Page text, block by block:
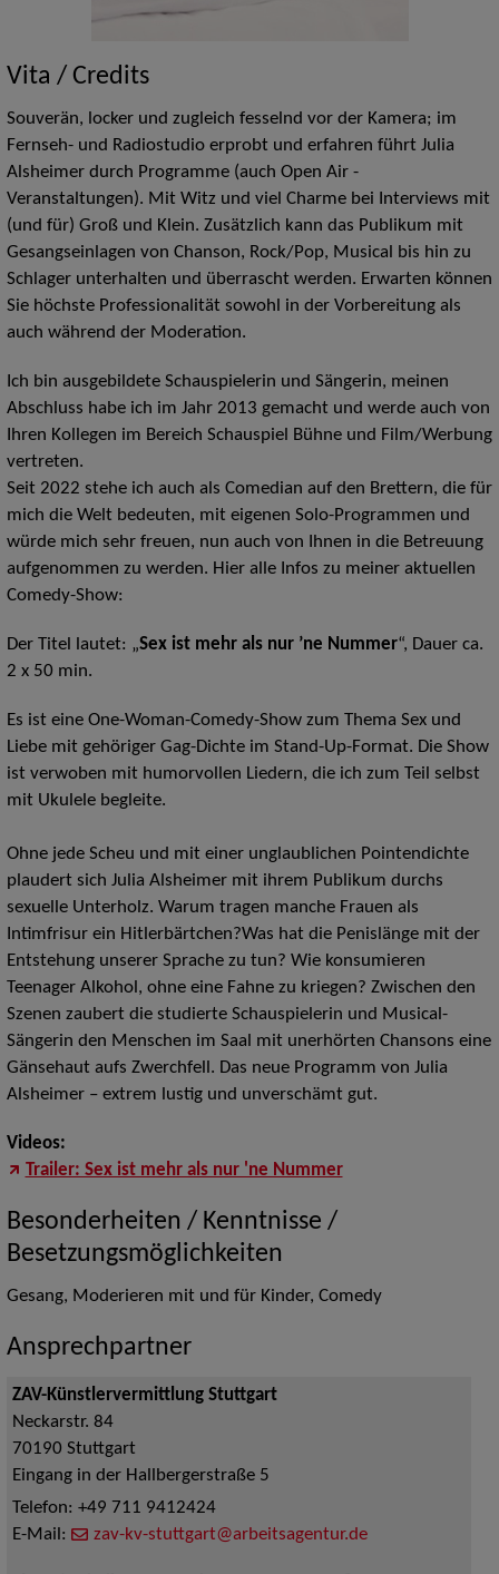
Vita / Credits
Souverän, locker und zugleich fesselnd vor der Kamera; im
Fernseh- und Radiostudio erprobt und erfahren führt Julia
Alsheimer durch Programme (auch Open Air -
Veranstaltungen). Mit Witz und viel Charme bei Interviews mit
(und für) Groß und Klein. Zusätzlich kann das Publikum mit
Gesangseinlagen von Chanson, Rock/Pop, Musical bis hin zu
Schlager unterhalten und überrascht werden. Erwarten können
Sie höchste Professionalität sowohl in der Vorbereitung als
auch während der Moderation.
Ich bin ausgebildete Schauspielerin und Sängerin, meinen
Abschluss habe ich im Jahr 2013 gemacht und werde auch von
Ihren Kollegen im Bereich Schauspiel Bühne und Film/Werbung
vertreten.
Seit 2022 stehe ich auch als Comedian auf den Brettern, die für
mich die Welt bedeuten, mit eigenen Solo-Programmen und
würde mich sehr freuen, nun auch von Ihnen in die Betreuung
aufgenommen zu werden. Hier alle Infos zu meiner aktuellen
Comedy-Show:
Der Titel lautet: „Sex ist mehr als nur ’ne Nummer“, Dauer ca.
2 x 50 min.
Es ist eine One-Woman-Comedy-Show zum Thema Sex und
Liebe mit gehöriger Gag-Dichte im Stand-Up-Format. Die Show
ist verwoben mit humorvollen Liedern, die ich zum Teil selbst
mit Ukulele begleite.
Ohne jede Scheu und mit einer unglaublichen Pointendichte
plaudert sich Julia Alsheimer mit ihrem Publikum durchs
sexuelle Unterholz. Warum tragen manche Frauen als
Intimfrisur ein Hitlerbärtchen?Was hat die Penislänge mit der
Entstehung unserer Sprache zu tun? Wie konsumieren
Teenager Alkohol, ohne eine Fahne zu kriegen? Zwischen den
Szenen zaubert die studierte Schauspielerin und Musical-
Sängerin den Menschen im Saal mit unerhörten Chansons eine
Gänsehaut aufs Zwerchfell. Das neue Programm von Julia
Alsheimer – extrem lustig und unverschämt gut.
Videos:
Trailer: Sex ist mehr als nur 'ne Nummer
Besonderheiten / Kenntnisse /
Besetzungsmöglichkeiten
Gesang, Moderieren mit und für Kinder, Comedy
Ansprechpartner
ZAV-Künstlervermittlung Stuttgart
Neckarstr. 84
70190 Stuttgart
Eingang in der Hallbergerstraße 5
Telefon: +49 711 9412424
E-Mail:
zav-kv-stuttgart@arbeitsagentur.de